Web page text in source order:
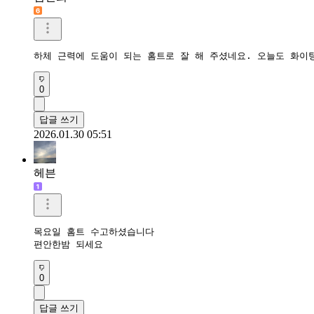
하체 근력에 도움이 되는 홈트로 잘 해 주셨네요. 오늘도 화이
0
답글 쓰기
2026.01.30 05:51
헤븐
목요일 홈트 수고하셨습니다
편안한밤 되세요
0
답글 쓰기